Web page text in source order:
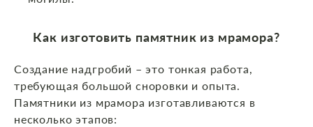
Как изготовить памятник из мрамора?
Создание надгробий – это тонкая работа,
требующая большой сноровки и опыта.
Памятники из мрамора изготавливаются в
несколько этапов: